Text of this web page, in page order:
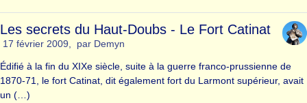
Les secrets du Haut-Doubs - Le Fort Catinat
17 février 2009, par Demyn
Édifié à la fin du XIXe siècle, suite à la guerre franco-prussienne de
1870-71, le fort Catinat, dit également fort du Larmont supérieur, avait
un (…)